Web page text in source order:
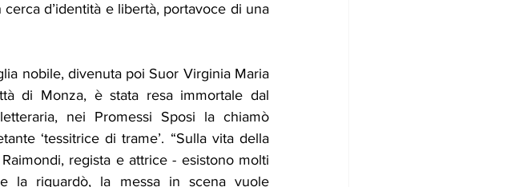
d’identità e libertà, portavoce di una
nobile, divenuta poi Suor Virginia Maria
di Monza, è stata resa immortale dal
nei Promessi Sposi la chiamò
‘tessitrice di trame’. “Sulla vita della
regista e attrice - esistono molti
la riguardò, la messa in scena vuole